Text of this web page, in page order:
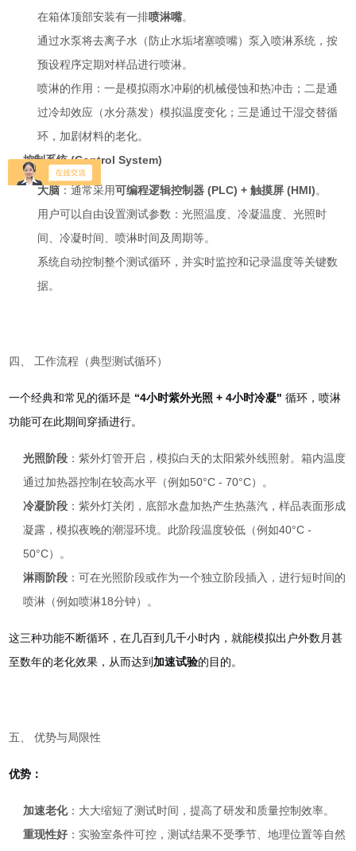
在箱体顶部安装有一排喷淋嘴。
通过水泵将去离子水（防止水垢堵塞喷嘴）泵入喷淋系统，按
预设程序定期对样品进行喷淋。
喷淋的作用：一是模拟雨水冲刷的机械侵蚀和热冲击；二是通
过冷却效应（水分蒸发）模拟温度变化；三是通过干湿交替循
环，加剧材料的老化。
控制系统 (Control System)
大脑 ：通常采用可编程逻辑控制器 (PLC) + 触摸屏 (HMI)。
用户可以自由设置测试参数：光照温度、冷凝温度、光照时
间、冷凝时间、喷淋时间及周期等。
系统自动控制整个测试循环，并实时监控和记录温度等关键数
据。
四、 工作流程（典型测试循环）
一个经典和常见的循环是 “4小时紫外光照 + 4小时冷凝" 循环，喷淋
功能可在此期间穿插进行。
光照阶段 ：紫外灯管开启，模拟白天的太阳紫外线照射。箱内温度
通过加热器控制在较高水平（例如50°C - 70°C）。
冷凝阶段 ：紫外灯关闭，底部水盘加热产生热蒸汽，样品表面形成
凝露，模拟夜晚的潮湿环境。此阶段温度较低（例如40°C -
50°C）。
淋雨阶段 ：可在光照阶段或作为一个独立阶段插入，进行短时间的
喷淋（例如喷淋18分钟）。
这三种功能不断循环，在几百到几千小时内，就能模拟出户外数月甚
至数年的老化效果，从而达到 加速试验的目的。
五、 优势与局限性
优势：
加速老化：大大缩短了测试时间，提高了研发和质量控制效率。
重现性好 ：实验室条件可控，测试结果不受季节、地理位置等自然